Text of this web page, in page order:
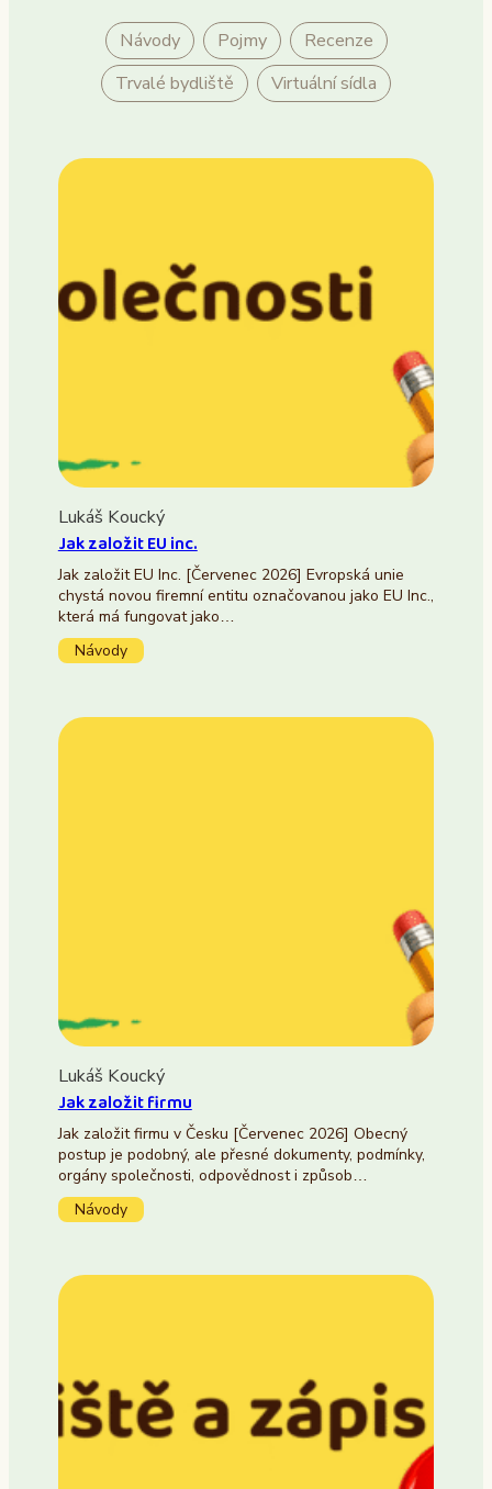
Návody Pojmy
Recenze
Trvalé bydliště
Virtuální sídla
Lukáš Koucký
Jak založit EU inc.
Jak založit EU Inc. [Červenec 2026] Evropská unie
chystá novou firemní entitu označovanou jako EU Inc.,
která má fungovat jako…
Návody
Lukáš Koucký
Jak založit firmu
Jak založit firmu v Česku [Červenec 2026] Obecný
postup je podobný, ale přesné dokumenty, podmínky,
orgány společnosti, odpovědnost i způsob…
Návody